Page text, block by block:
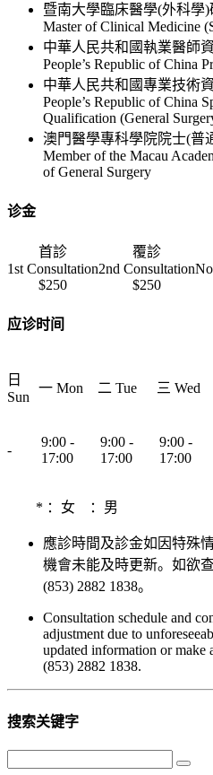
暨南大學臨床醫學(外科學)
Master of Clinical Medicine
中華人民共和國執業醫師
People’s Republic of China
中華人民共和國專業技術
People’s Republic of China
Qualification (General
澳門醫學專科學院院士(普
Member of the Macau
of General Surgery
诊金
首診
1st Consultation
覆診
2nd Consultation
$250
$250
应诊时间
日
Sun
一 Mon 二 Tue 三 Wed
-
9:00 -
17:00
9:00 -
17:00
9:00 -
17:00
* ：女 ：男
應診時間及診金如因特殊
機會未能及時更新。如欲
(853) 2882 1838。
Consultation schedule and
adjustment due to
updated information or make
(853) 2882 1838.
搜索关键字